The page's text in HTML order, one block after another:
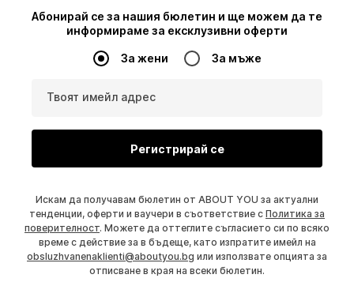
Абонирай се за нашия бюлетин и ще можем да те
информираме за ексклузивни оферти
За жени За мъже
Твоят имейл адрес
Регистрирай се
Искам да получавам бюлетин от ABOUT YOU за актуални
тенденции, оферти и ваучери в съответствие с Политика за
поверителност. Можете да оттеглите съгласието си по всяко
време с действие за в бъдеще, като изпратите имейл на
obsluzhvanenaklienti@aboutyou.bg или използвате опцията за
отписване в края на всеки бюлетин.